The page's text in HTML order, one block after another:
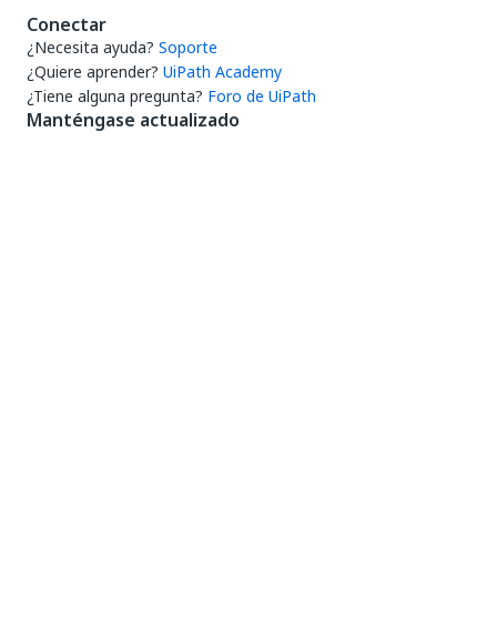
Conectar
¿Necesita ayuda? Soporte
¿Quiere aprender? UiPath Academy
¿Tiene alguna pregunta? Foro de UiPath
Manténgase actualizado